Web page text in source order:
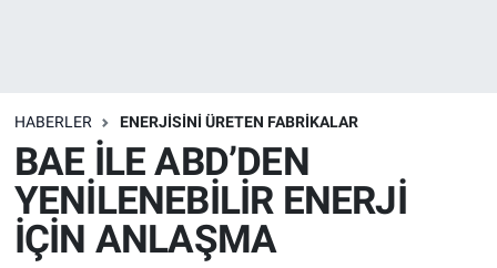
HABERLER ENERJISINI ÜRETEN FABRIKALAR
BAE İLE ABD’DEN
YENİLENEBİLİR ENERJİ
İÇİN ANLAŞMA
Depolama Çözümleri
İnşaat ve Malzeme
HaberOrtak